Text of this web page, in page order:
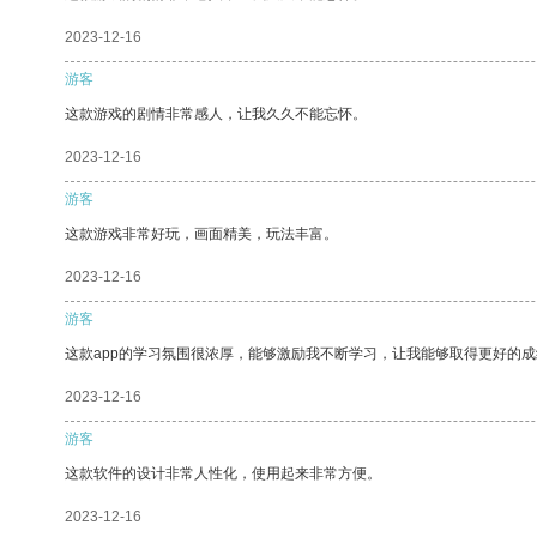
2023-12-16
游客
这款游戏的剧情非常感人，让我久久不能忘怀。
2023-12-16
游客
这款游戏非常好玩，画面精美，玩法丰富。
2023-12-16
游客
这款app的学习氛围很浓厚，能够激励我不断学习，让我能够取得更好的
2023-12-16
游客
这款软件的设计非常人性化，使用起来非常方便。
2023-12-16